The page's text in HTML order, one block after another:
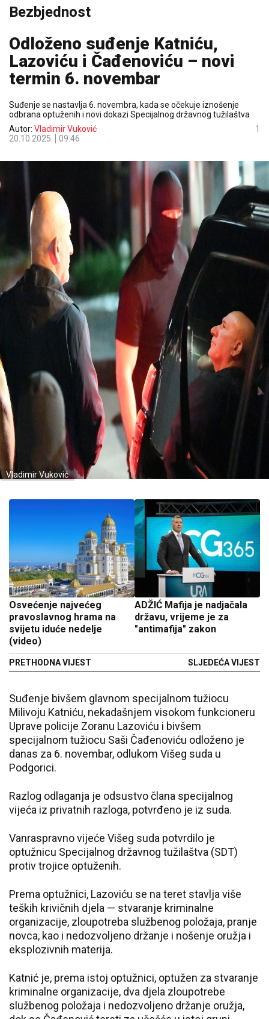
Bezbjednost
Odloženo suđenje Katniću,
Lazoviću i Čađenoviću – novi
termin 6. novembar
Suđenje se nastavlja 6. novembra, kada se očekuje iznošenje
odbrana optuženih i novi dokazi Specijalnog državnog tužilaštva
Autor: Vladimir Vuković
20.10.2025.
09:46
1
Vladimir Vuković
Оsvećenje najvećeg
pravoslavnog hrama na
svijetu iduće nedelje
(video)
PRETHODNA VIJEST
ADŽIĆ Mafija je nadjačala
državu, vrijeme je za
"antimafija" zakon
SLJEDEĆA VIJEST
Suđenje bivšem glavnom specijalnom tužiocu
Milivoju Katniću, nekadašnjem visokom funkcioneru
Uprave policije Zoranu Lazoviću i bivšem
specijalnom tužiocu Saši Čađenoviću odloženo je
danas za 6. novembar, odlukom Višeg suda u
Podgorici.
Razlog odlaganja je odsustvo člana specijalnog
vijeća iz privatnih razloga, potvrđeno je iz suda.
Vanraspravno vijeće Višeg suda potvrdilo je
optužnicu Specijalnog državnog tužilaštva (SDT)
protiv trojice optuženih.
Prema optužnici, Lazoviću se na teret stavlja više
teških krivičnih djela — stvaranje kriminalne
organizacije, zloupotreba službenog položaja, pranje
novca, kao i nedozvoljeno držanje i nošenje oružja i
eksplozivnih materija.
Katnić je, prema istoj optužnici, optužen za stvaranje
kriminalne organizacije, dva djela zloupotrebe
službenog položaja i nedozvoljeno držanje oružja,